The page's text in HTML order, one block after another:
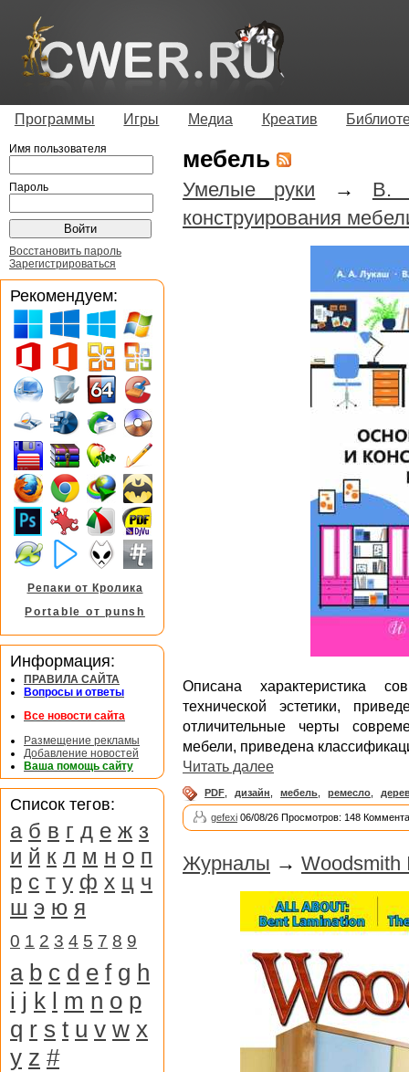
Программы Игры Медиа Креатив
мебель
Умелые руки → В.
конструирования
Описана характеристика
технической эстетики,
отличительные черты
мебели, приведена
Читать далее
PDF дизайн мебель ремесло
gefexi 06/08/26 Просмотров: 148
Журналы →
Имя пользователя
Пароль
Восстановить пароль
Зарегистрироваться
Рекомендуем:
Репаки от Кролика
Portable от punsh
Информация:
ПРАВИЛА САЙТА
Вопросы и ответы
Все новости сайта
Размещение рекламы
Добавление новостей
Ваша помощь сайту
Список тегов:
а б в г д е ж з
и й к л м н о п
р с т у ф х ц ч
ш э ю я
0 1 2 3 4 5 7 8 9
a b c d e f g h
i j k l m n o p
q r s t u v w x
y z #